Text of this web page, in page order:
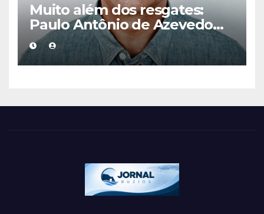
Muito além dos resgates:
Paulo Antônio de Azevedo
eterniza a coragem, a
humanidade e a missão dos
guarda-vidas na literatura